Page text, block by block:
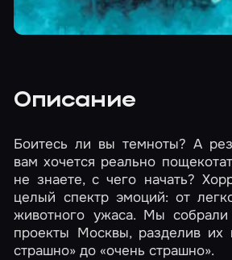
Описание
Боитесь ли вы темноты? А
вам хочется реально
не знаете, с чего начать?
целый спектр эмоций: от
животного ужаса. Мы
проекты Москвы, разделив
страшно» до «очень страшно».